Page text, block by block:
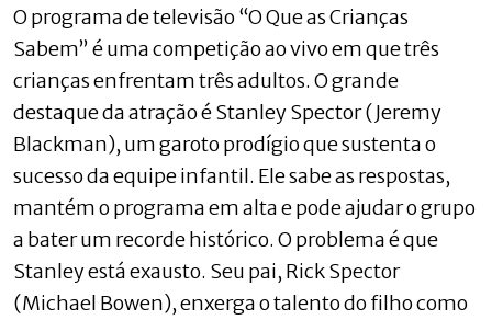
O programa de televisão “O Que as Crianças
Sabem” é uma competição ao vivo em que três
crianças enfrentam três adultos. O grande
destaque da atração é Stanley Spector (Jeremy
Blackman), um garoto prodígio que sustenta o
sucesso da equipe infantil. Ele sabe as respostas,
mantém o programa em alta e pode ajudar o grupo
a bater um recorde histórico. O problema é que
Stanley está exausto. Seu pai, Rick Spector
(Michael Bowen), enxerga o talento do filho como